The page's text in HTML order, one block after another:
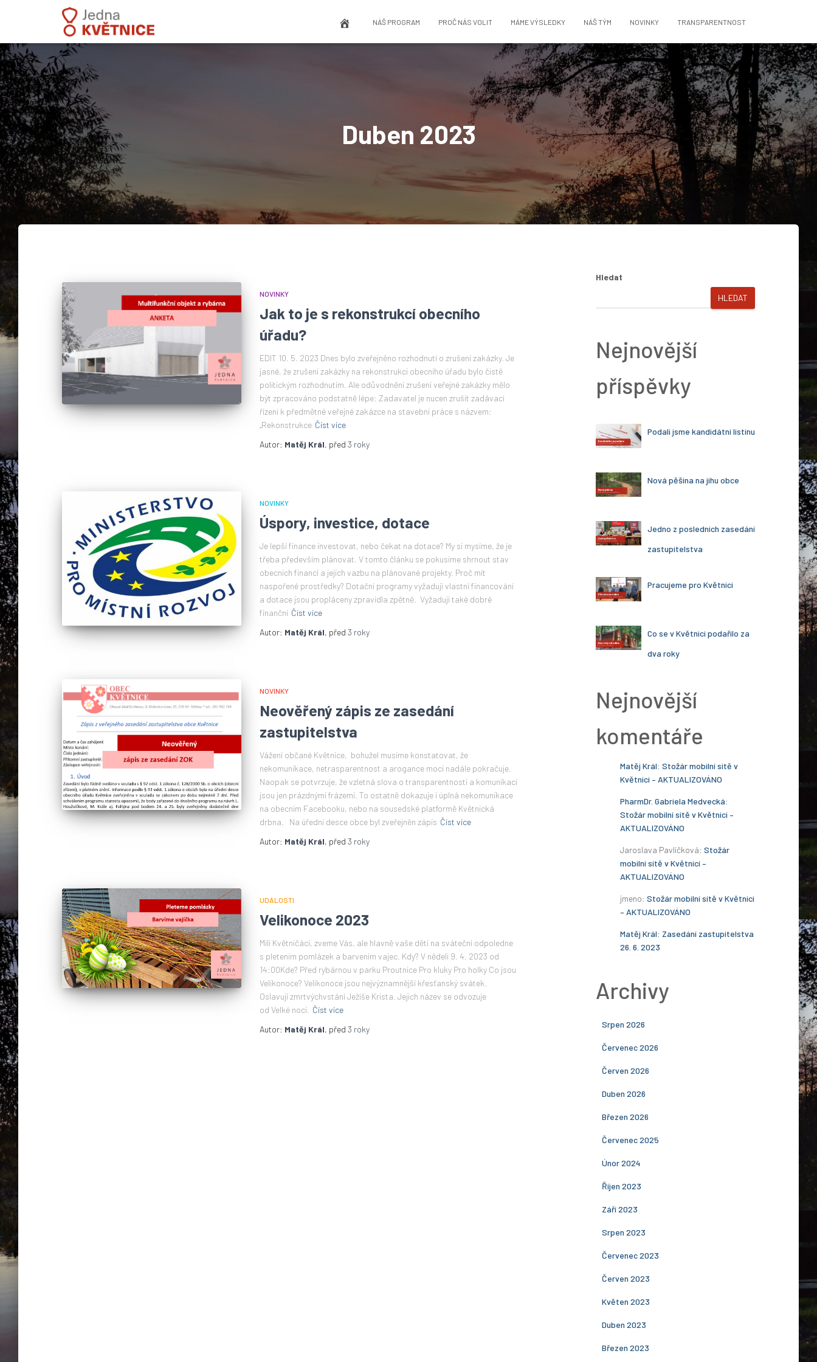
NÁŠ PROGRAM PROČ NÁS VOLIT MÁME VÝSLEDKY NÁŠ TÝM NOVINKY TRANSPARENTNOST
Duben 2023
NOVINKY
Jak to je s rekonstrukcí obecního
úřadu?
EDIT 10. 5. 2023 Dnes bylo zveřejněno rozhodnutí o zrušení zakázky. Je
jasné, že zrušení zakázky na rekonstrukci obecního úřadu bylo čistě
politickým rozhodnutím. Ale odůvodnění zrušení veřejné zakázky mělo
být zpracováno podstatně lépe: Zadavatel je nucen zrušit zadávací
řízení k předmětné veřejné zakázce na stavební práce s názvem:
„Rekonstrukce Číst více
Autor: Matěj Král, před 3 roky
NOVINKY
Úspory, investice, dotace
Je lepší finance investovat, nebo čekat na dotace? My si mysíme, že je
třeba především plánovat. V tomto článku se pokusíme shrnout stav
obecních financí a jejich vazbu na plánované projekty. Proč mít
naspořené prostředky? Dotační programy vyžadují vlastní financování
a dotace jsou propláceny zpravidla zpětně. Vyžadují také dobré
finanční Číst více
Autor: Matěj Král, před 3 roky
NOVINKY
Neověřený zápis ze zasedání
zastupitelstva
Vážení občané Květnice, bohužel musíme konstatovat, že
nekomunikace, netrasparentnost a arogance moci nadále pokračuje.
Naopak se potvrzuje, že vzletná slova o transparentnosti a komunikaci
jsou jen prázdnými frázemi. To ostatně dokazuje i úplná nekomunikace
na obecním Facebooku, nebo na sousedské platformě Květnická
drbna. Na úřední desce obce byl zveřejněn zápis Číst více
Autor: Matěj Král, před 3 roky
UDÁLOSTI
Velikonoce 2023
Milí Květničáci, zveme Vás, ale hlavně vaše děti na sváteční odpoledne
s pletením pomlázek a barvením vajec. Kdy? V nědeli 9. 4. 2023 od
14:00Kde? Před rybárnou v parku Proutnice Pro kluky Pro holky Co jsou
Velikonoce? Velikonoce jsou nejvýznamnější křesťanský svátek.
Oslavují zmrtvýchvstání Ježíše Krista. Jejich název se odvozuje
od Velké noci. Číst více
Autor: Matěj Král, před 3 roky
Hledat
HLEDAT
Nejnovější
příspěvky
Podali jsme kandidátní listinu
Nová pěšina na jihu obce
Jedno z posledních zasedání
zastupitelstva
Pracujeme pro Květnici
Co se v Květnici podařilo za
dva roky
Nejnovější
komentáře
Matěj Král: Stožár mobilní sítě v
Květnici – AKTUALIZOVÁNO
PharmDr. Gabriela Medvecká:
Stožár mobilní sítě v Květnici –
AKTUALIZOVÁNO
Jaroslava Pavlíčková: Stožár
mobilní sítě v Květnici –
AKTUALIZOVÁNO
jmeno: Stožár mobilní sítě v Květnici
– AKTUALIZOVÁNO
Matěj Král: Zasedání zastupitelstva
26. 6. 2023
Archivy
Srpen 2026
Červenec 2026
Červen 2026
Duben 2026
Březen 2026
Červenec 2025
Únor 2024
Říjen 2023
Září 2023
Srpen 2023
Červenec 2023
Červen 2023
Květen 2023
Duben 2023
Březen 2023